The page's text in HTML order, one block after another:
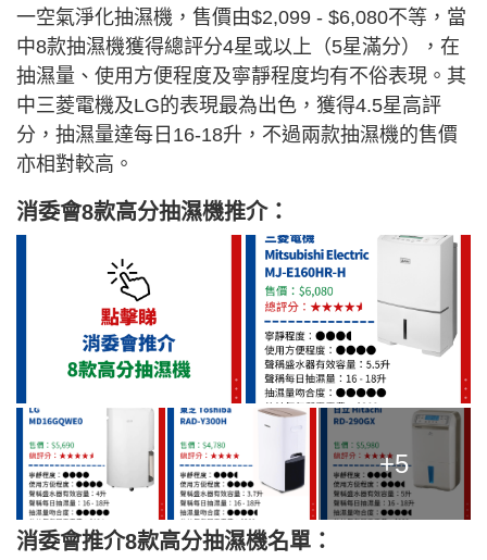
一空氣淨化抽濕機，售價由$2,099 - $6,080不等，當
中8款抽濕機獲得總評分4星或以上（5星滿分），在
抽濕量、使用方便程度及寧靜程度均有不俗表現。其
中三菱電機及LG的表現最為出色，獲得4.5星高評
分，抽濕量達每日16-18升，不過兩款抽濕機的售價
亦相對較高。
消委會8款高分抽濕機推介：
+5
消委會推介8款高分抽濕機名單：